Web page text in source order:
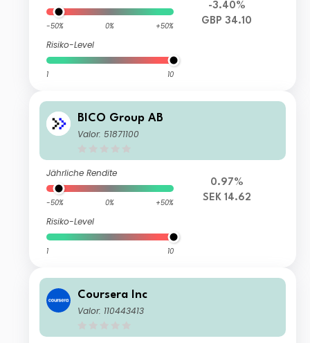
-50% 0% +50%
Risiko-Level
1 10
-3.40%
GBP 34.10
BICO Group AB
Valor: 51871100
Jährliche Rendite
-50% 0% +50%
Risiko-Level
1 10
0.97%
SEK 14.62
Coursera Inc
Valor: 110443413